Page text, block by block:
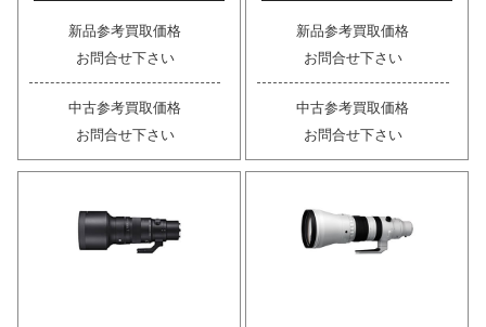
新品参考買取価格
お問合せ下さい
中古参考買取価格
お問合せ下さい
新品参考買取価格
お問合せ下さい
中古参考買取価格
お問合せ下さい